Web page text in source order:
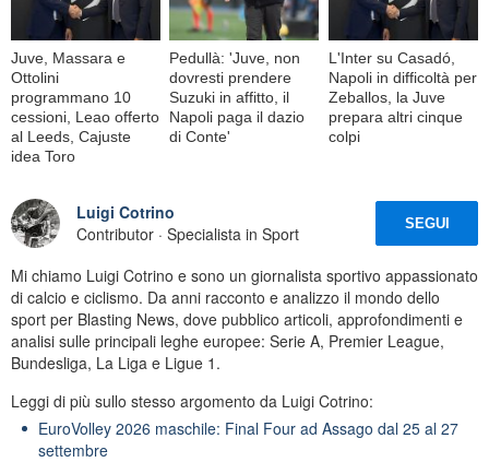
Juve, Massara e
Ottolini
programmano 10
cessioni, Leao offerto
al Leeds, Cajuste
idea Toro
Pedullà: 'Juve, non
dovresti prendere
Suzuki in affitto, il
Napoli paga il dazio
di Conte'
L'Inter su Casadó,
Napoli in difficoltà per
Zeballos, la Juve
prepara altri cinque
colpi
Luigi Cotrino
Contributor · Specialista in Sport
SEGUI
Mi chiamo Luigi Cotrino e sono un giornalista sportivo appassionato
di calcio e ciclismo. Da anni racconto e analizzo il mondo dello
sport per Blasting News, dove pubblico articoli, approfondimenti e
analisi sulle principali leghe europee: Serie A, Premier League,
Bundesliga, La Liga e Ligue 1.
Leggi di più sullo stesso argomento da Luigi Cotrino:
EuroVolley 2026 maschile: Final Four ad Assago dal 25 al 27
settembre